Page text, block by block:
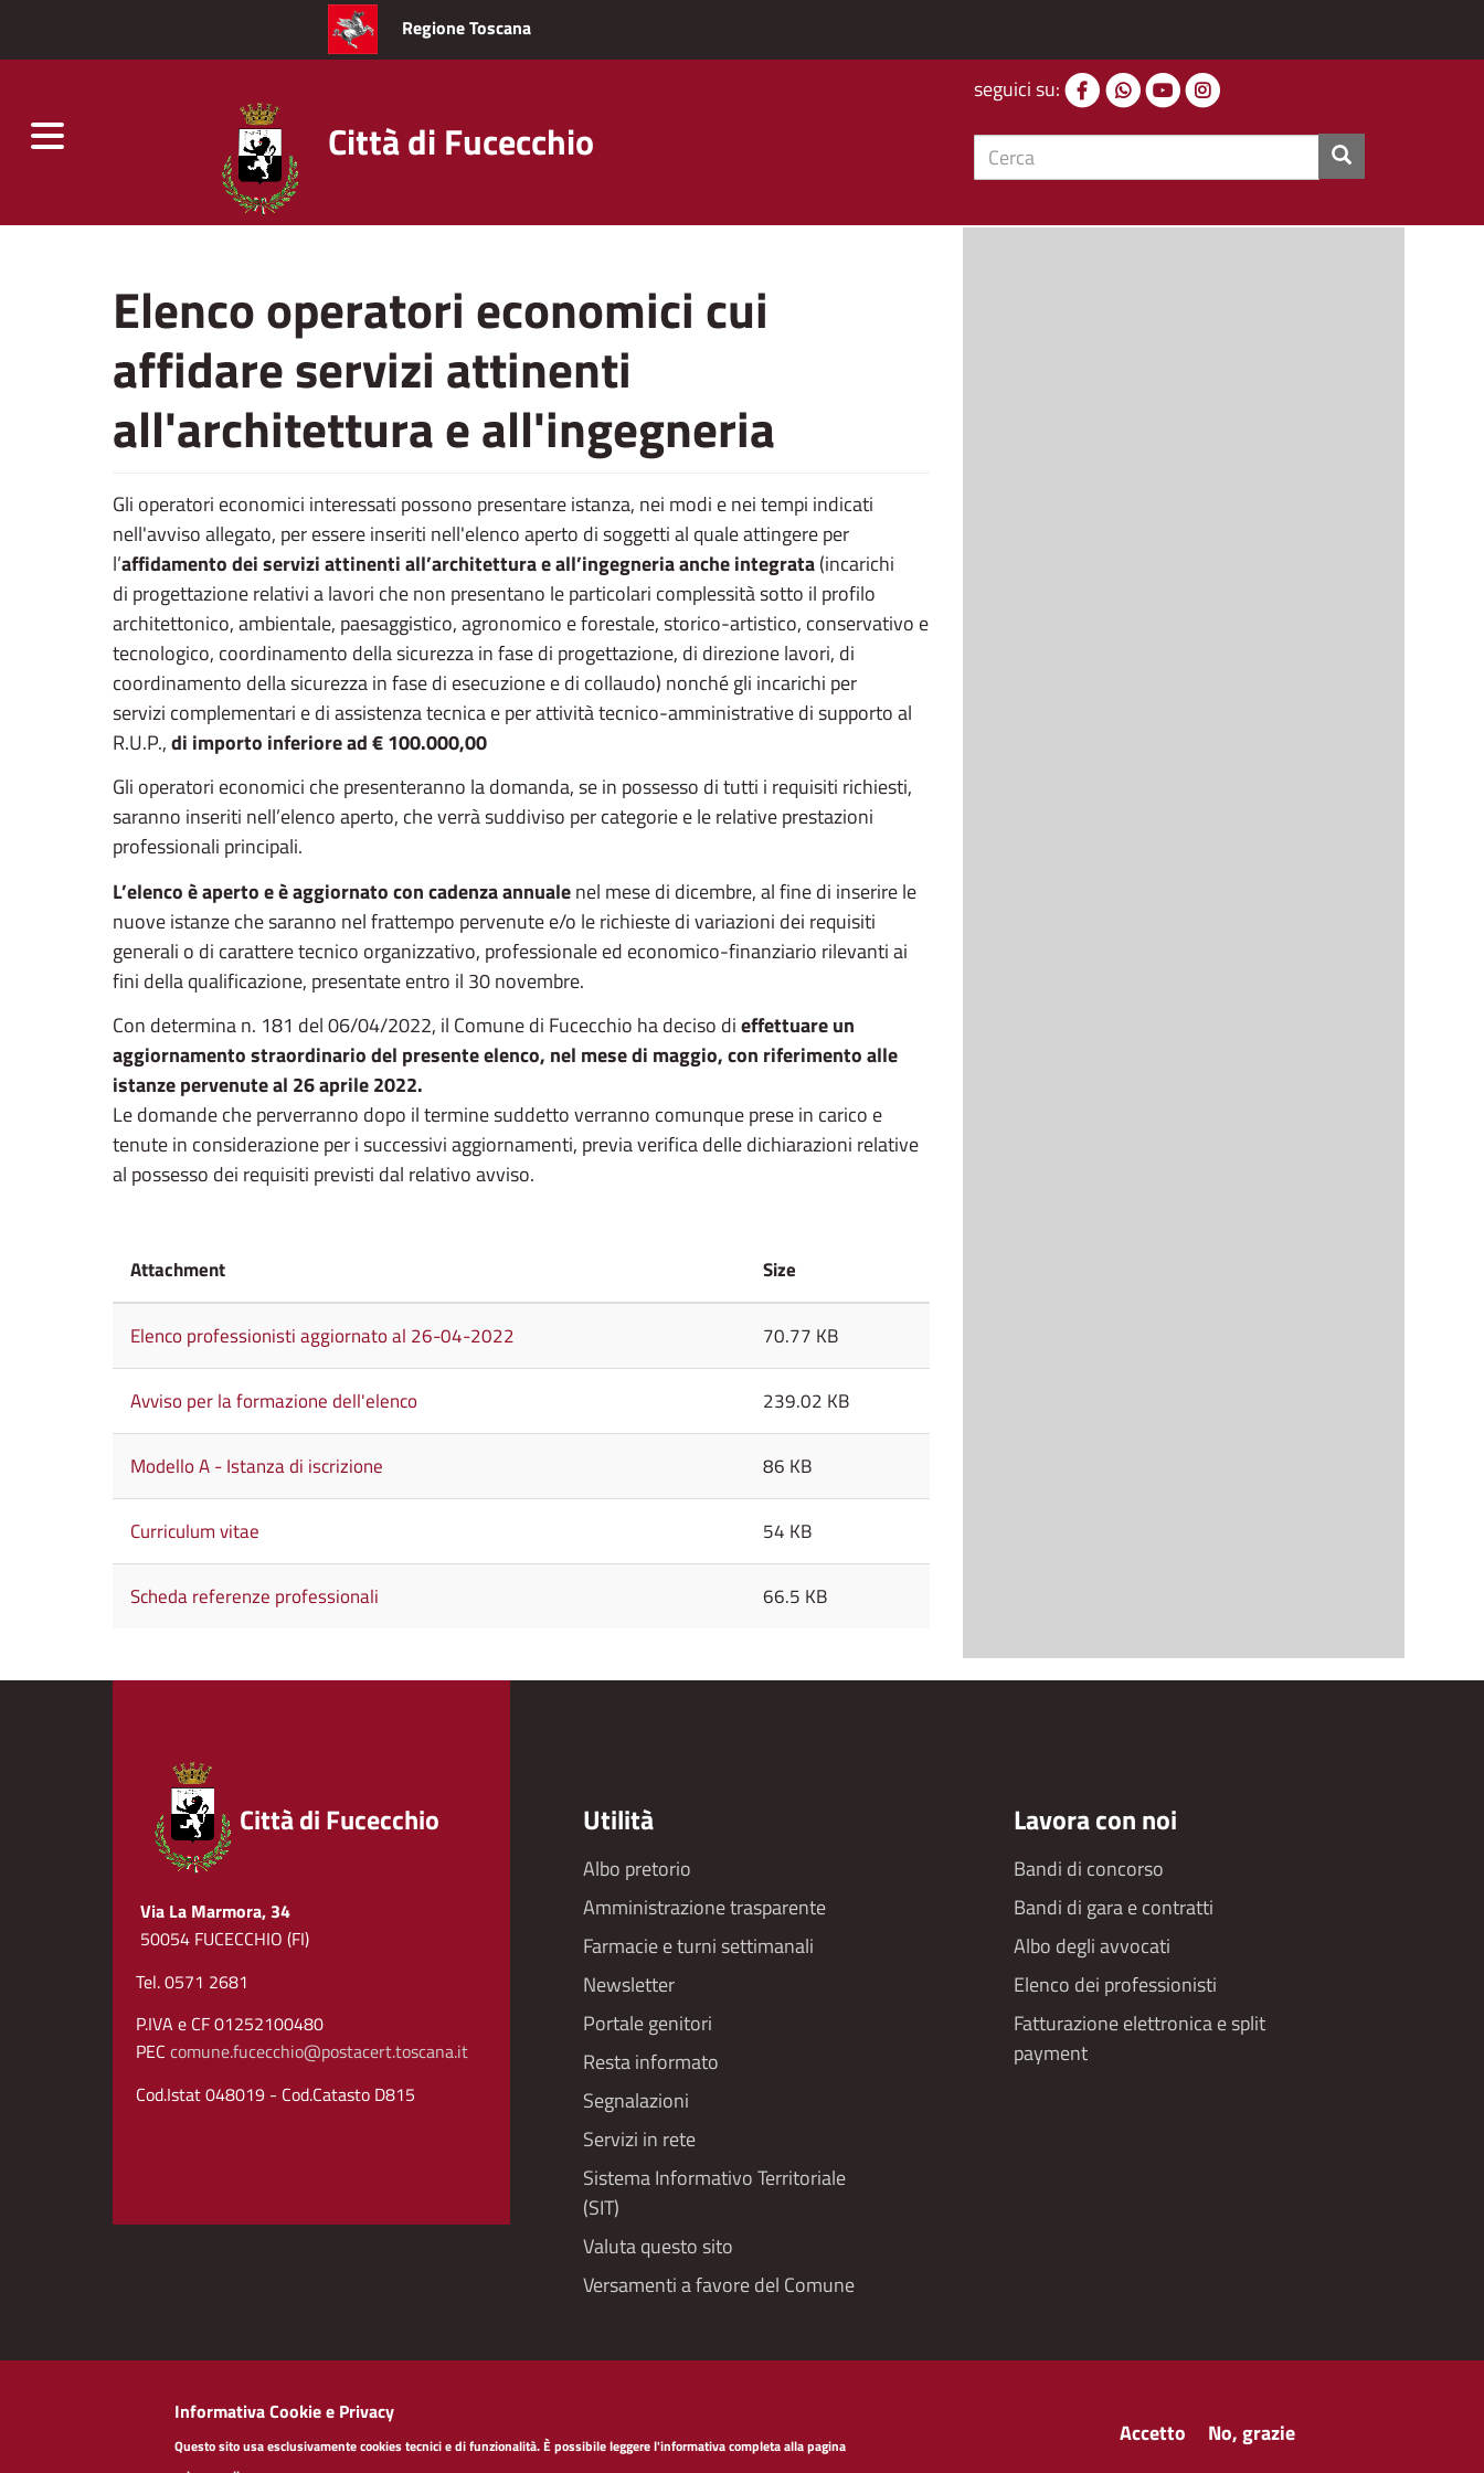
Regione Toscana
Toggle
Città di Fucecchio
seguici su:
cerca
Elenco operatori economici cui
affidare servizi attinenti
all'architettura e all'ingegneria
Gli operatori economici interessati possono presentare istanza, nei modi e nei tempi indicati
nell'avviso allegato, per essere inseriti nell'elenco aperto di soggetti al quale attingere per
l’affidamento dei servizi attinenti all’architettura e all’ingegneria anche integrata(incarichi
di progettazione relativi a lavori che non presentano le particolari complessità sotto il profilo
architettonico, ambientale, paesaggistico, agronomico e forestale, storico-artistico, conservativo e
tecnologico, coordinamento della sicurezza in fase di progettazione, di direzione lavori, di
coordinamento della sicurezza in fase di esecuzione e di collaudo) nonché gli incarichi per
servizi complementari e di assistenza tecnica e per attività tecnico-amministrative di supporto al
R.U.P.,di importo inferiore ad € 100.000,00
Gli operatori economici che presenteranno la domanda, se in possesso di tutti i requisiti richiesti,
saranno inseriti nell’elenco aperto, che verrà suddiviso per categorie e le relative prestazioni
professionali principali.
L’elenco è aperto e è aggiornato con cadenza annualenel mese di dicembre, al fine di inserire le
nuove istanze che saranno nel frattempo pervenute e/o le richieste di variazioni dei requisiti
generali o di carattere tecnico organizzativo, professionale ed economico-finanziario rilevanti ai
fini della qualificazione, presentate entro il 30 novembre.
Con determina n. 181 del 06/04/2022, il Comune di Fucecchio ha deciso dieffettuare un
aggiornamento straordinario del presente elenco, nel mese di maggio, con riferimento alle
istanze pervenute al 26 aprile 2022.
Le domande che perverranno dopo il termine suddetto verranno comunque prese in carico e
tenute in considerazione per i successivi aggiornamenti, previa verifica delle dichiarazioni relative
al possesso dei requisiti previsti dal relativo avviso.
Attachment Size
Elenco professionisti aggiornato al 26-04-2022 70.77 KB
Avviso per la formazione dell'elenco 239.02 KB
Modello A - Istanza di iscrizione 86 KB
Curriculum vitae 54 KB
Scheda referenze professionali 66.5 KB
Città di Fucecchio
Via La Marmora, 34
50054 FUCECCHIO (FI)
Tel. 0571 2681
P.IVA e CF 01252100480
PEC comune.fucecchio@postacert.toscana.it
Cod.Istat 048019 - Cod.Catasto D815
Utilità
Footer
menu
Albo pretorio
Amministrazione trasparente
Farmacie e turni settimanali
Newsletter
Portale genitori
Resta informato
Segnalazioni
Servizi in rete
Sistema Informativo Territoriale
(SIT)
Valuta questo sito
Versamenti a favore del Comune
Lavora con noi
Bandi di concorso
Bandi di gara e contratti
Albo degli avvocati
Elenco dei professionisti
Fatturazione elettronica e split
payment
Redazioneweb Dichiarazione di accessibilità Privacy policy servizi web Social Media Policy
Informativa Cookie e Privacy
Questo sito usa esclusivamente cookies tecnici e di funzionalità. È possibile leggere l'informativa completa alla pagina
Accetto No, grazie